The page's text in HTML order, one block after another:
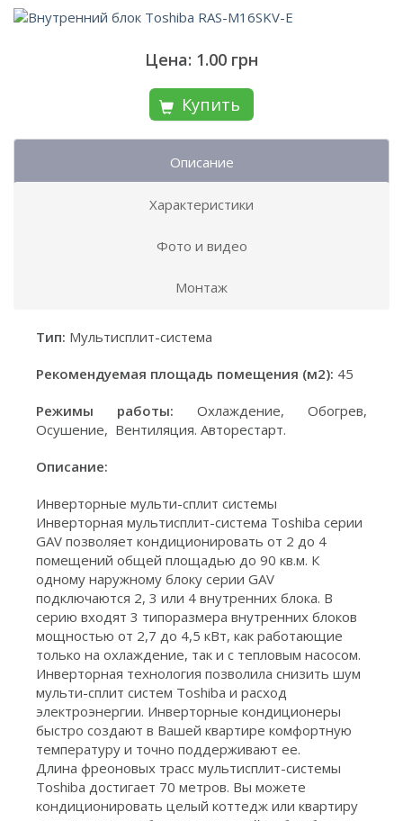
Цена: 1.00 грн
Купить
Описание
Характеристики
Фото и видео
Монтаж
Тип: Мультисплит-система
Рекомендуемая площадь помещения (м2): 45
Режимы работы: Охлаждение, Обогрев,
Осушение, Вентиляция. Авторестарт.
Описание:
Инверторные мульти-сплит системы
Инверторная мультисплит-система Toshiba серии
GAV позволяет кондиционировать от 2 до 4
помещений общей площадью до 90 кв.м. К
одному наружному блоку серии GAV
подключаются 2, 3 или 4 внутренних блока. В
серию входят 3 типоразмера внутренних блоков
мощностью от 2,7 до 4,5 кВт, как работающие
только на охлаждение, так и с тепловым насосом.
Инверторная технология позволила снизить шум
мульти-сплит систем Toshiba и расход
электроэнергии. Инверторные кондиционеры
быстро создают в Вашей квартире комфортную
температуру и точно поддерживают ее.
Длина фреоновых трасс мультисплит-системы
Toshiba достигает 70 метров. Вы можете
кондиционировать целый коттедж или квартиру